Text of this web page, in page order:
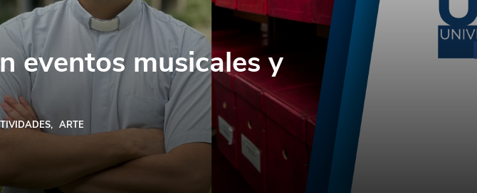
eventos musicales y
ARTE